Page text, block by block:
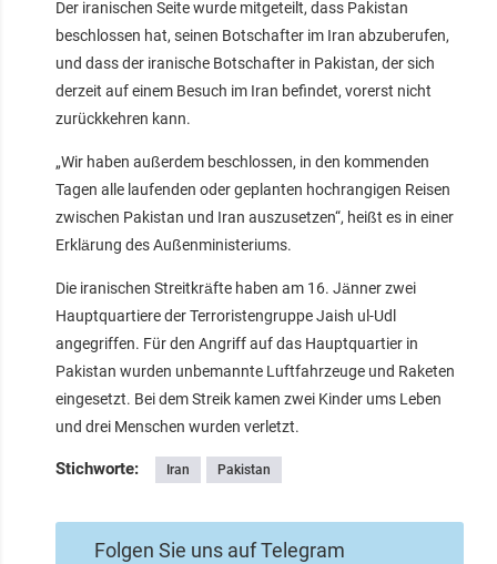
Der iranischen Seite wurde mitgeteilt, dass Pakistan
beschlossen hat, seinen Botschafter im Iran abzuberufen,
und dass der iranische Botschafter in Pakistan, der sich
derzeit auf einem Besuch im Iran befindet, vorerst nicht
zurückkehren kann.
„Wir haben außerdem beschlossen, in den kommenden
Tagen alle laufenden oder geplanten hochrangigen Reisen
zwischen Pakistan und Iran auszusetzen“, heißt es in einer
Erklärung des Außenministeriums.
Die iranischen Streitkräfte haben am 16. Jänner zwei
Hauptquartiere der Terroristengruppe Jaish ul-Udl
angegriffen. Für den Angriff auf das Hauptquartier in
Pakistan wurden unbemannte Luftfahrzeuge und Raketen
eingesetzt. Bei dem Streik kamen zwei Kinder ums Leben
und drei Menschen wurden verletzt.
Stichworte: Iran Pakistan
Folgen Sie uns auf Telegram